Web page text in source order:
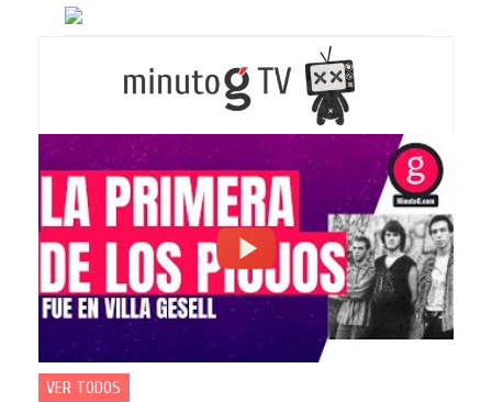
VER TODOS